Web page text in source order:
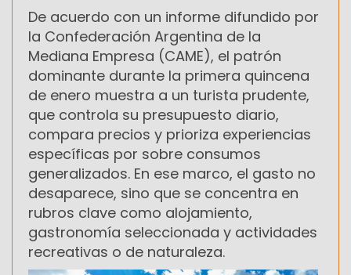
De acuerdo con un informe difundido por
la Confederación Argentina de la
Mediana Empresa (CAME), el patrón
dominante durante la primera quincena
de enero muestra a un turista prudente,
que controla su presupuesto diario,
compara precios y prioriza experiencias
específicas por sobre consumos
generalizados. En ese marco, el gasto no
desaparece, sino que se concentra en
rubros clave como alojamiento,
gastronomía seleccionada y actividades
recreativas o de naturaleza.